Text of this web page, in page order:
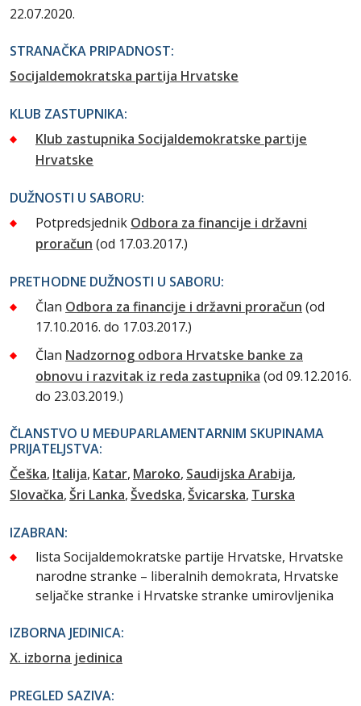
22.07.2020.
STRANAČKA PRIPADNOST:
Socijaldemokratska partija Hrvatske
KLUB ZASTUPNIKA:
Klub zastupnika Socijaldemokratske partije
Hrvatske
DUŽNOSTI U SABORU:
Potpredsjednik Odbora za financije i državni
proračun (od 17.03.2017.)
PRETHODNE DUŽNOSTI U SABORU:
Član Odbora za financije i državni proračun (od
17.10.2016. do 17.03.2017.)
Član Nadzornog odbora Hrvatske banke za
obnovu i razvitak iz reda zastupnika (od 09.12.2016.
do 23.03.2019.)
ČLANSTVO U MEĐUPARLAMENTARNIM SKUPINAMA
PRIJATELJSTVA:
Češka Italija Katar Maroko Saudijska Arabija
Slovačka Šri Lanka Švedska Švicarska Turska
IZABRAN:
lista Socijaldemokratske partije Hrvatske, Hrvatske
narodne stranke – liberalnih demokrata, Hrvatske
seljačke stranke i Hrvatske stranke umirovljenika
IZBORNA JEDINICA:
X. izborna jedinica
PREGLED SAZIVA: